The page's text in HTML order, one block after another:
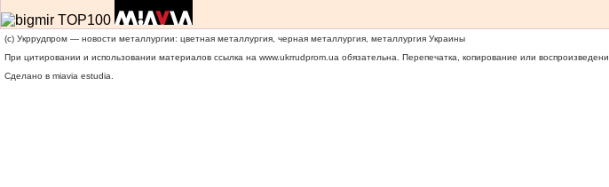
(c) Укррудпром — новости металлургии: цветная металлургия, черная металлургия, металлургия Украины
При цитировании и использовании материалов ссылка на www.ukrrudprom.ua обязательна. Перепечатка, копирование или
Сделано в miavia estudia.